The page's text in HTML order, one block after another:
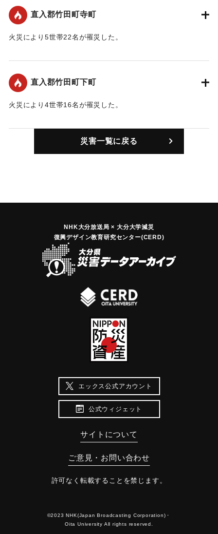
会を開き、救助善後策について協議したが、竹田町内および
豊岡、明治、岡本各地区の婦人会、青年団は徹夜炊き出し寝
部。そのほか同町の中心をなしている大商店が大部分をしめ
ている。
の断水と下水も配電会社の余り水をもらっていたため一滴も
｜固有コード:00492003
直入郡竹田町寺町
火災により5世帯22名が罹災した。
｜固有コード:00492004
直入郡竹田町下町
火災により4世帯16名が罹災した。
災害一覧に戻る
NHK大分放送局 × 大分大学減災
復興デザイン教育研究センター(CERD)
エックス公式アカウント
公式ウィジェット
サイトについて
ご意見・お問い合わせ
許可なく転載することを禁じます。
©2023 NHK(Japan Broadcasting Corporation)・
Oita University All rights reserved.